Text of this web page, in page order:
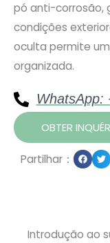
pó anti-corrosão,
condições
oculta permite
organizada.
WhatsApp:
OBTER
Partilhar：
Introdução ao